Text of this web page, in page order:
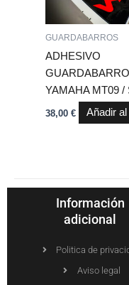
GUARDABARROS
ADHESIVO
YAMAHA MT09 /
38,00 € Añadir
Información
adicional
Politica de
Aviso legal